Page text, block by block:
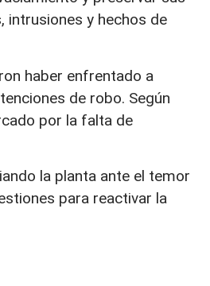
intrusiones y hechos de
haber enfrentado a
de robo. Según
por la falta de
la planta ante el temor
para reactivar la